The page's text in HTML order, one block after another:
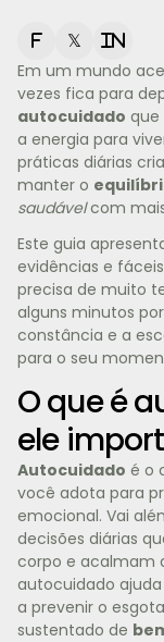
f 𝕏 in
Em um mundo
vezes fica para
autocuidado que
a energia para
práticas diárias
manter o
saudávelcom
Este guia
evidências e
precisa de muito
alguns minutos
constância e a
para o seu
O que é
ele
Autocuidado é o
você adota para
emocional. Vai
decisões diárias
corpo e acalmam
autocuidado
a prevenir o
sustentado de